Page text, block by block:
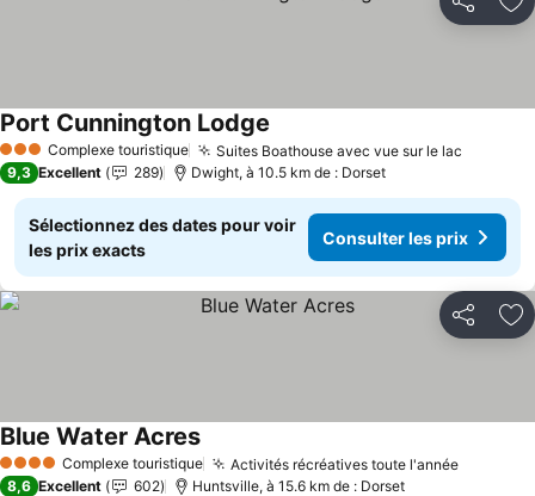
Partager
3 ÉtoilesComplexe touristique Suites Boathouse avec vue sur le lac
Port Cunnington Lodge
9,3 Excellent 289 Dwight, à 10.5 km de : Dorset
Sélectionnez des dates pour voir
les prix exacts
Consulter les prix
Partager
4 Étoiles Complexe touristique Activités récréatives toute l'année
Blue Water AcresConsulter les prix
8,6 Excellent 602 Huntsville, à 15.6 km de : Dorset